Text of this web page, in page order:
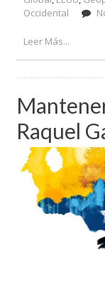
Occidental
Leer Más...
Raquel